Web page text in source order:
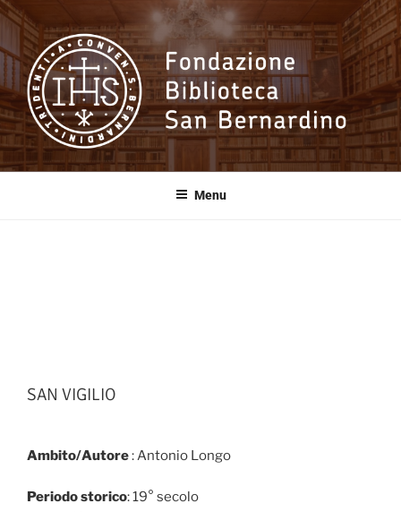
Salta
contenuto
Fondazione
Biblioteca SanMenu
SAN VIGILIO
Ambito/Autore: Antonio Longo
Periodo storico: 19° secolo